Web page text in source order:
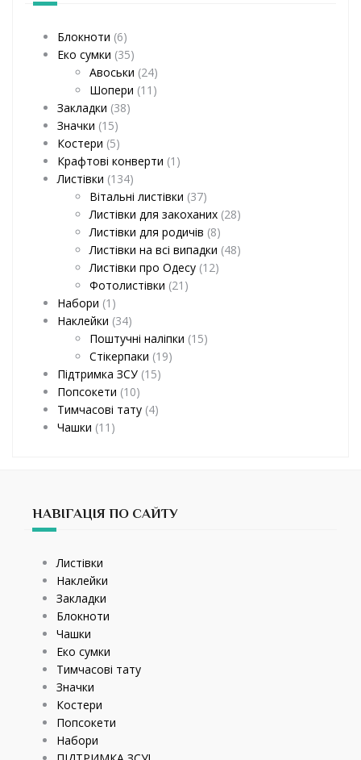
Блокноти (6)
Еко сумки (35)
Авоськи (24)
Шопери (11)
Закладки (38)
Значки (15)
Костери (5)
Крафтові конверти (1)
Листівки (134)
Вітальні листівки (37)
Листівки для закоханих (28)
Листівки для родичів (8)
Листівки на всі випадки (48)
Листівки про Одесу (12)
Фотолистівки (21)
Набори (1)
Наклейки (34)
Поштучні наліпки (15)
Стікерпаки (19)
Підтримка ЗСУ (15)
Попсокети (10)
Тимчасові тату (4)
Чашки (11)
НАВІГАЦІЯ ПО САЙТУ
Листівки
Наклейки
Закладки
Блокноти
Чашки
Еко сумки
Тимчасові тату
Значки
Костери
Попсокети
Набори